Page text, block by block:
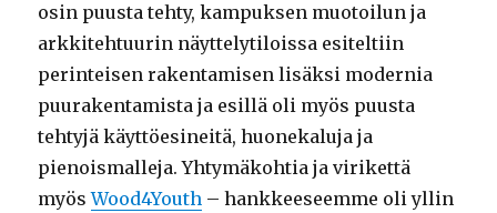
osin puusta tehty, kampuksen muotoilun ja
arkkitehtuurin näyttelytiloissa esiteltiin
perinteisen rakentamisen lisäksi modernia
puurakentamista ja esillä oli myös puusta
tehtyjä käyttöesineitä, huonekaluja ja
pienoismalleja. Yhtymäkohtia ja virikettä
myösWood4Youth – hankkeeseemme oli yllin